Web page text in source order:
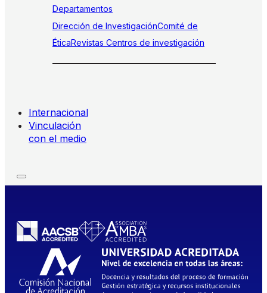
Departamentos
Dirección de InvestigaciónComité de
ÉticaRevistas Centros de investigación
Internacional
Vinculación
con el medio